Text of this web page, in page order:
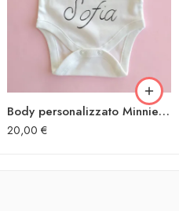
Body personalizzato Minnie a gattoni
20,00 €